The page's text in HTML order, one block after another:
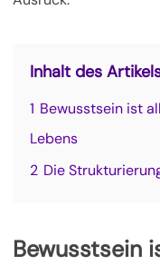
Inhalt des
1 Bewusstsein ist
Lebens
2 Die
Bewusstsein